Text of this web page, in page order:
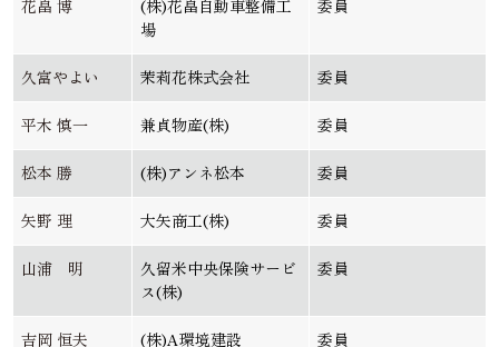
花畠 博
(株)花畠自動車整備工
場
委員
久富やよい 茉莉花株式会社 委員
平木 慎一 兼貞物産(株) 委員
松本 勝 (株)アンネ松本 委員
矢野 理 大矢商工(株) 委員
山浦 明
久留米中央保険サービ
ス(株)
委員
吉岡 恒夫 (株)A環境建設 委員